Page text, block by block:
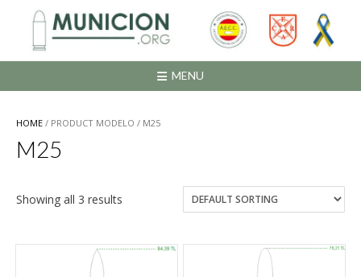
contenido
MENU
HOME / PRODUCT MODELO / M25
M25
Showing all 3 results